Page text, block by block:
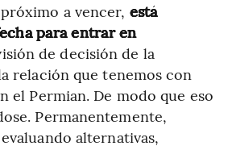
a vencer, está
para entrar en
de decisión de la
relación que tenemos con
el Permian. De modo que eso
Permanentemente,
alternativas,